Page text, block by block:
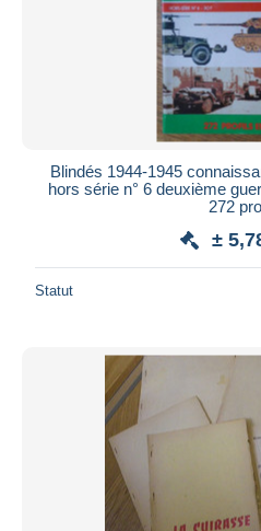
Blindés 1944-1945
hors série n° 6 deuxième
272
±
Statut